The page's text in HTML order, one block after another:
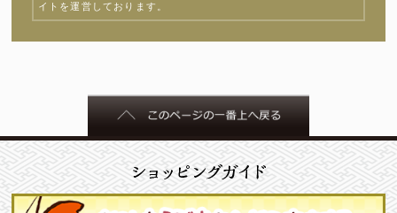
イトを運営しております。